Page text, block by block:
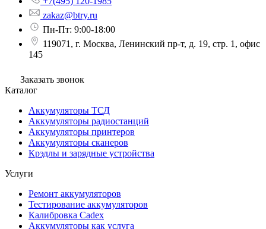
zakaz@btry.ru
Пн-Пт: 9:00-18:00
119071, г. Москва, Ленинский пр-т, д. 19, стр. 1, офис
145
Заказать звонок
Каталог
Аккумуляторы ТСД
Аккумуляторы радиостанций
Аккумуляторы принтеров
Аккумуляторы сканеров
Крэдлы и зарядные устройства
Услуги
Ремонт аккумуляторов
Тестирование аккумуляторов
Калибровка Cadex
Аккумуляторы как услуга